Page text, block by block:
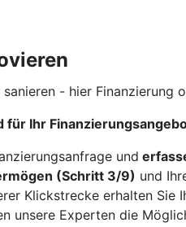
- hier Finanzierung
für Ihr
und
(Schritt 3/9) und
Klickstrecke erhalten
unsere Experten die